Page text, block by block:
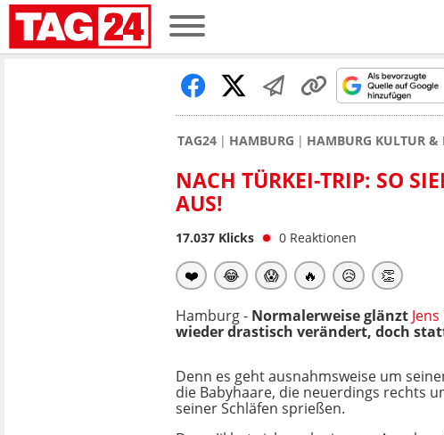
TAG24 HAMBURG HAMBURG KULTUR &
NACH TÜRKEI-TRIP: SO
AUS!
17.037 Klicks 0 Reaktionen
❤️ 😂 😱 🔥 😥 👏
Hamburg - Normalerweise glänzt
wieder drastisch verändert, doch
Denn es geht ausnahmsweise um
die Babyhaare, die neuerdings rechts
seiner Schläfen sprießen.